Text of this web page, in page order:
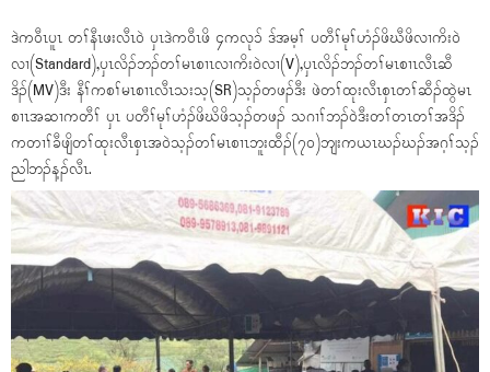
ဒဲကဝီၤပူၤ တၢ်နီၤဖးလီၤဝဲ ပှၤဒဲကဝီၤဖိ ၄ကလုၥ် ဒ်အမ့ၢ် ပတီၢ်မုၢ်ဟံၣ်ဖိဃီဖိလၢကိးဝဲ
လၢ(Standard),ပှၤလိၣ်ဘၣ်တၢ်မၤစၢၤလၢကိးဝဲလၢ(V),ပှၤလိၣ်ဘၣ်တၢ်မၤစၢၤလီၤဆီ
ဒိၣ်(MV)ဒီး နီၢ်ကစၢ်မၤစၢၤလီၤသးသ့(SR)သ့ၣ်တဖၣ်ဒီး ဖဲတၢ်ထုးလီၤစှၤတၢ်ဆီၣ်ထွဲမၤ
စၢၤအဆၢကတီၢ် ပှၤ ပတီၢ်မုၢ်ဟံၣ်ဖိဃိဖိသ့ၣ်တဖၣ် သဂၢၢ်ဘၣ်ဝဲဒီးတၢ်တၤတၢ်အဒိၣ်
ကတၢၢ်ခီဖျိတၢ်ထုးလီၤစှၤအဝဲသ့ၣ်တၢ်မၤစၢၤဘူးထီၣ်(၇၀)ဘျးကယၤဃၣ်ဃၣ်အဂ့ၢ်သ့ၣ်
ညါဘၣ်န့ၣ်လီၤ.